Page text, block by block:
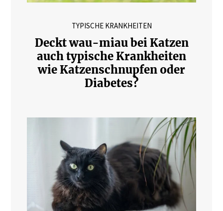
TYPISCHE KRANKHEITEN
Deckt wau-miau bei Katzen
auch typische Krankheiten
wie Katzenschnupfen oder
Diabetes?